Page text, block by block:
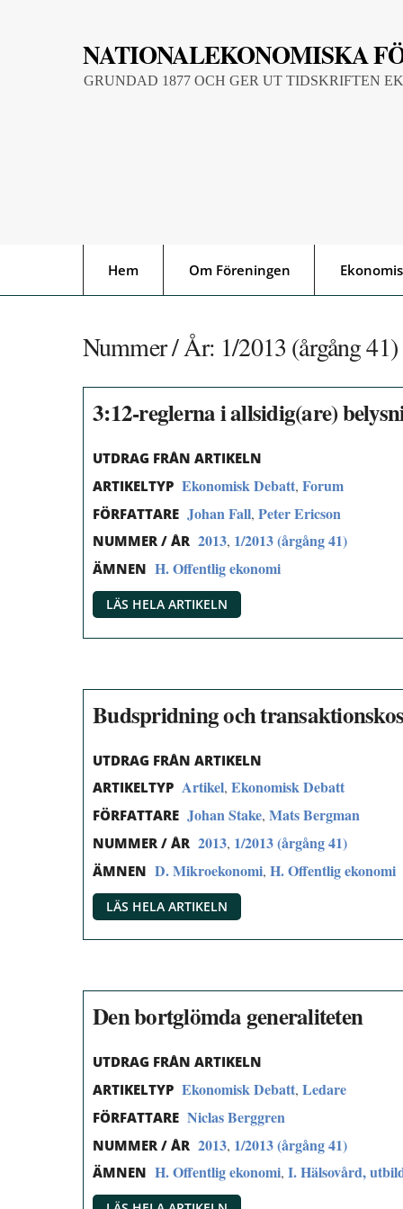
NATIONALEKONOMISKA
GRUNDAD 1877 OCH GER UT TIDSKRIFTEN
Hem Om Föreningen
Nummer / År: 1/2013 (årgång 41)
3:12-reglerna i allsidig(are)
UTDRAG FRÅN ARTIKELN
ARTIKELTYP Ekonomisk Debatt, Forum
FÖRFATTARE Johan Fall, Peter Ericson
NUMMER / ÅR 2013, 1/2013 (årgång 41)
ÄMNEN H. Offentlig ekonomi
LÄS HELA ARTIKELN
Budspridning och
UTDRAG FRÅN ARTIKELN
ARTIKELTYP Artikel, Ekonomisk Debatt
FÖRFATTARE Johan Stake, Mats Bergman
NUMMER / ÅR 2013, 1/2013 (årgång 41)
ÄMNEN D. Mikroekonomi, H. Offentlig ekonomi
LÄS HELA ARTIKELN
Den bortglömda generaliteten
UTDRAG FRÅN ARTIKELN
ARTIKELTYP Ekonomisk Debatt, Ledare
FÖRFATTARE Niclas Berggren
NUMMER / ÅR 2013, 1/2013 (årgång 41)
ÄMNEN H. Offentlig ekonomi, I. Hälsovård,